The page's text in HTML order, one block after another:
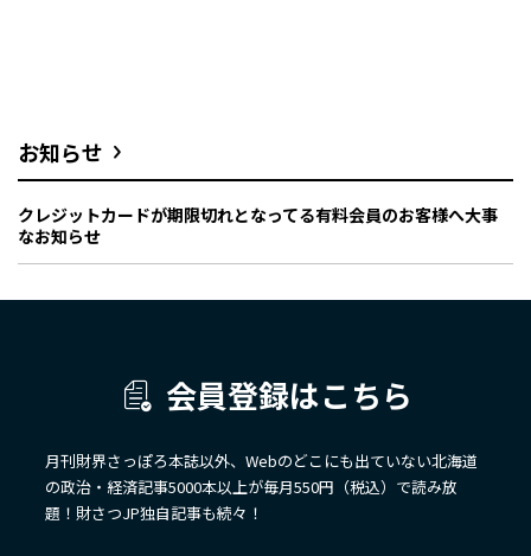
お知らせ
クレジットカードが期限切れとなってる有料会員のお客様へ大事
なお知らせ
会員登録はこちら
月刊財界さっぽろ本誌以外、Webのどこにも出ていない北海道
の政治・経済記事5000本以上が毎月550円（税込）で読み放
題！財さつJP独自記事も続々！